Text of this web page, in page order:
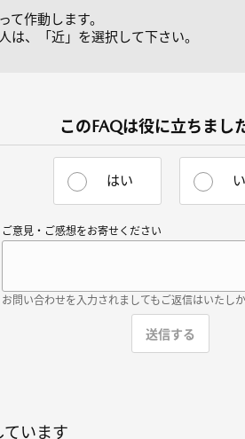
て作動します。
は、「近」を選択して下さい。
このFAQは役に立ちまし
はい
ご意見・ご感想をお寄せください
お問い合わせを入力されましてもご返信はいたし
ています